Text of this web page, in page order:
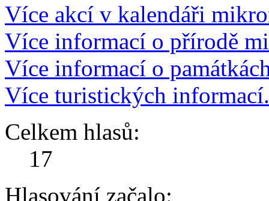
Více akcí v kalendáři
Více informací o přírodě
Více informací o
Více turistických
Celkem hlasů:
17
Hlasování začalo: